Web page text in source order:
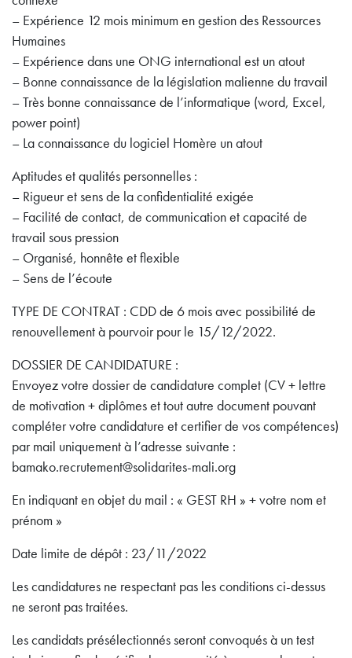
– Expérience 12 mois minimum en gestion des Ressources
Humaines
– Expérience dans une ONG international est un atout
– Bonne connaissance de la législation malienne du travail
– Très bonne connaissance de l’informatique (word, Excel,
power point)
– La connaissance du logiciel Homère un atout
Aptitudes et qualités personnelles :
– Rigueur et sens de la confidentialité exigée
– Facilité de contact, de communication et capacité de
travail sous pression
– Organisé, honnête et flexible
– Sens de l’écoute
TYPE DE CONTRAT : CDD de 6 mois avec possibilité de
renouvellement à pourvoir pour le 15/12/2022.
DOSSIER DE CANDIDATURE :
Envoyez votre dossier de candidature complet (CV + lettre
de motivation + diplômes et tout autre document pouvant
compléter votre candidature et certifier de vos compétences)
par mail uniquement à l’adresse suivante :
bamako.recrutement@solidarites-mali.org
En indiquant en objet du mail : « GEST RH » + votre nom et
prénom »
Date limite de dépôt : 23/11/2022
Les candidatures ne respectant pas les conditions ci-dessus
ne seront pas traitées.
Les candidats présélectionnés seront convoqués à un test